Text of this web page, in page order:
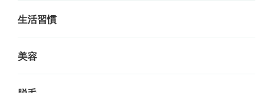
生活習慣
美容